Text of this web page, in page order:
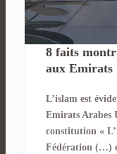
8 faits
aux Emirats
L’islam est
Emirats Arabes
constitution «
Fédération (…)